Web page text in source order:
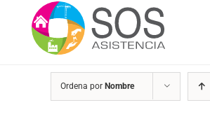
contenido
Ordena por Nombre